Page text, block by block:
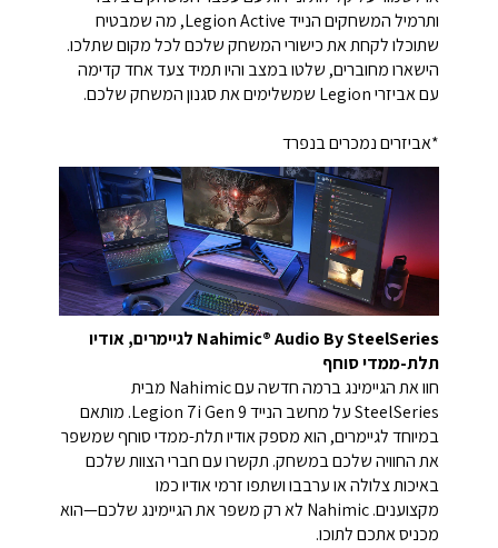
ותרמיל המשחקים הנייד Legion Active, מה שמבטיח
שתוכלו לקחת את כישורי המשחק שלכם לכל מקום שתלכו.
הישארו מחוברים, שלטו במצב והיו תמיד צעד אחד קדימה
עם אביזרי Legion שמשלימים את סגנון המשחק שלכם.
*אביזרים נמכרים בנפרד
Nahimic® Audio By SteelSeries לגיימרים, אודיו
תלת-ממדי סוחף
חוו את הגיימינג ברמה חדשה עם Nahimic מבית
SteelSeries על מחשב הנייד Legion 7i Gen 9. מותאם
במיוחד לגיימרים, הוא מספק אודיו תלת-ממדי סוחף שמשפר
את החוויה שלכם במשחק. תקשרו עם חברי הצוות שלכם
באיכות צלולה או ערבבו ושתפו זרמי אודיו כמו
מקצוענים. Nahimic לא רק משפר את הגיימינג שלכם—הוא
מכניס אתכם לתוכו.